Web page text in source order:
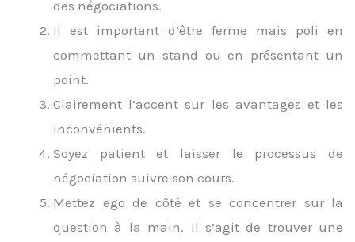
des négociations.
Il est important d’être ferme mais poli en
commettant un stand ou en présentant un
point.
Clairement l’accent sur les avantages et les
inconvénients.
Soyez patient et laisser le processus de
négociation suivre son cours.
Mettez ego de côté et se concentrer sur la
question à la main. Il s’agit de trouver une